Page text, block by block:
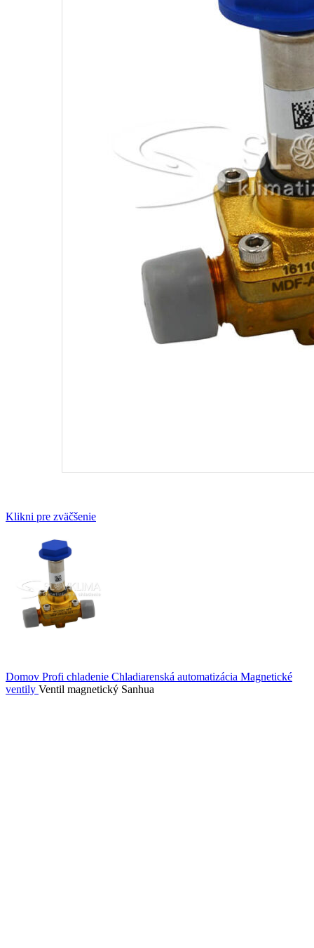
Klikni pre zväčšenie
Domov Profi chladenie Chladiarenská automatizácia Magnetické
ventily Ventil magnetický Sanhua